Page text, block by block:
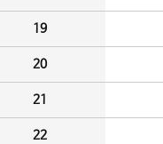
19
20
21
22